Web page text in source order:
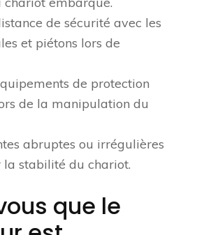
de sécurité avec les
et piétons lors de
de protection
de la manipulation du
abruptes ou irrégulières
stabilité du chariot.
que le